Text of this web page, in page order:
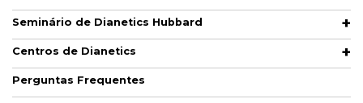
Seminário de Dianetics Hubbard
Centros de Dianetics
Perguntas Frequentes